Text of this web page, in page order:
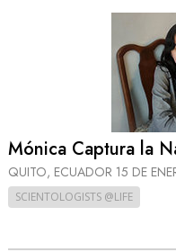
Mónica Captura la
QUITO, ECUADOR 15 DE
SCIENTOLOGISTS @LIFE